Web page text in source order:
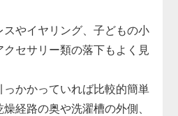
やイヤリング、子どもの小
クセサリー類の落下もよく見
かかっていれば比較的簡単
経路の奥や洗濯槽の外側、